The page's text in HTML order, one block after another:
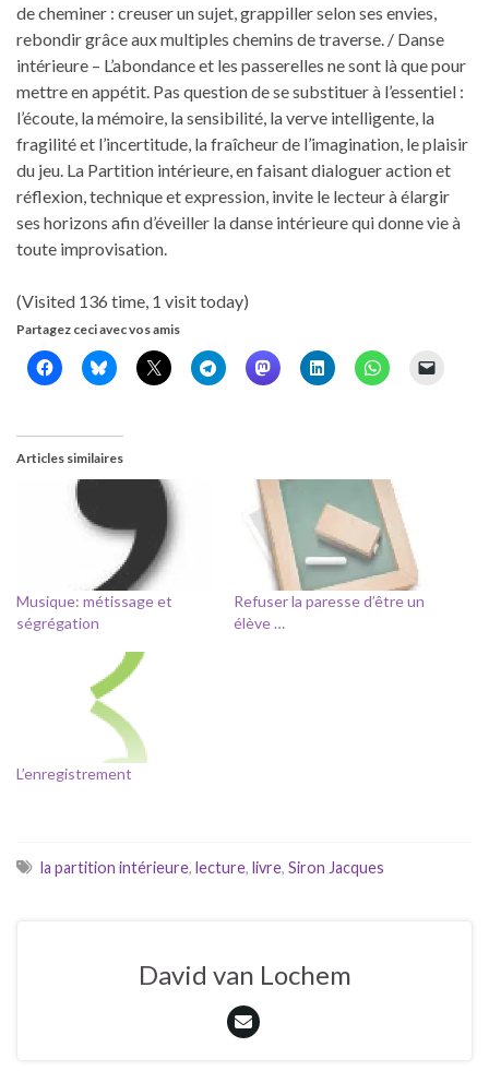
de cheminer : creuser un sujet, grappiller selon ses envies,
rebondir grâce aux multiples chemins de traverse. / Danse
intérieure – L’abondance et les passerelles ne sont là que pour
mettre en appétit. Pas question de se substituer à l’essentiel :
l’écoute, la mémoire, la sensibilité, la verve intelligente, la
fragilité et l’incertitude, la fraîcheur de l’imagination, le plaisir
du jeu. La Partition intérieure, en faisant dialoguer action et
réflexion, technique et expression, invite le lecteur à élargir
ses horizons afin d’éveiller la danse intérieure qui donne vie à
toute improvisation.
(Visited 136 time, 1 visit today)
Partagez ceci avec vos amis
Articles similaires
Musique: métissage et
ségrégation
Refuser la paresse d’être un
élève …
L’enregistrement
la partition intérieure, lecture, livre, Siron Jacques
David van Lochem